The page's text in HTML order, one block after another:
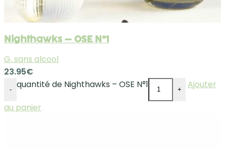
Nighthawks – OSE N°1
G. sans alcool
23.95€
- quantité de Nighthawks – OSE N°1 +
Ajouter
au panier